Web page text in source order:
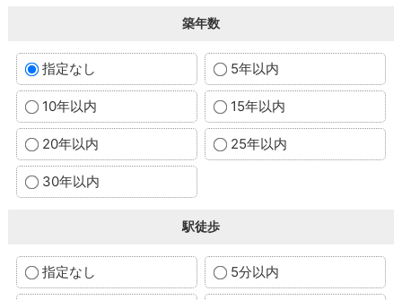
築年数
指定なし 5年以内
10年以内 15年以内
20年以内 25年以内
30年以内
駅徒歩
指定なし 5分以内